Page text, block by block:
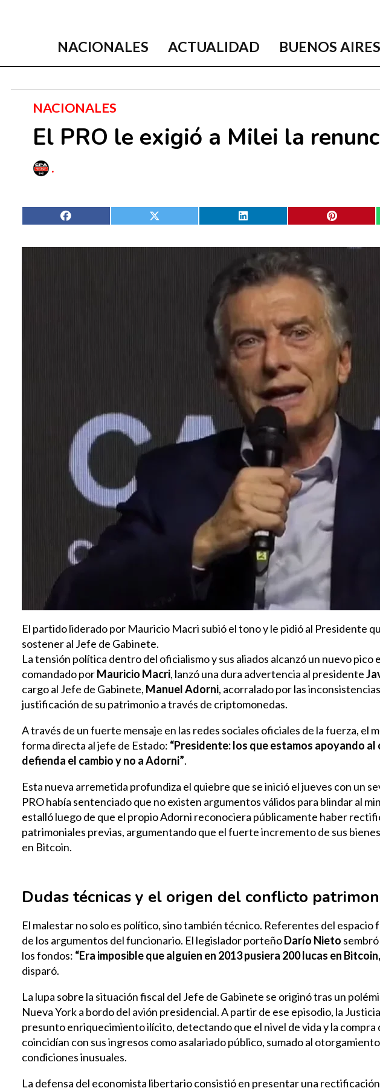
NACIONALES ACTUALIDAD BUENOS AIRES
El PRO le exigió a Milei la
NACIONALES
.
El partido liderado por Mauricio Macri subió el tono y le pidió al Presidente
sostener al Jefe de Gabinete.
La tensión política dentro del oficialismo y sus aliados alcanzó un nuevo pico
comandado porMauricio Macri, lanzó una dura advertencia al presidente
cargo al Jefe de Gabinete, Manuel Adorni, acorralado por las
justificación de su patrimonio a través de criptomonedas.
A través de un fuerte mensaje en las redes sociales oficiales de la fuerza, el
forma directa al jefe de Estado: “Presidente: los que estamos apoyando
defienda el cambio y no a Adorni”.
Esta nueva arremetida profundiza el quiebre que se inició el jueves con un
PRO había sentenciado que no existen argumentos válidos para blindar al
estalló luego de que el propio Adorni reconociera públicamente haber
patrimoniales previas, argumentando que el fuerte incremento de sus
en Bitcoin.
Dudas técnicas y el origen del conflicto
El malestar no solo es político, sino también técnico. Referentes del
de los argumentos del funcionario. El legislador porteñoDarío Nieto
los fondos: “Era imposible que alguien en 2013 pusiera 200 lucas en
disparó.
La lupa sobre la situación fiscal del Jefe de Gabinete se originó tras un
Nueva York a bordo del avión presidencial. A partir de ese episodio, la
presunto enriquecimiento ilícito, detectando que el nivel de vida y la compra
coincidían con sus ingresos como asalariado público, sumado al
condiciones inusuales.
La defensa del economista libertario consistió en presentar una